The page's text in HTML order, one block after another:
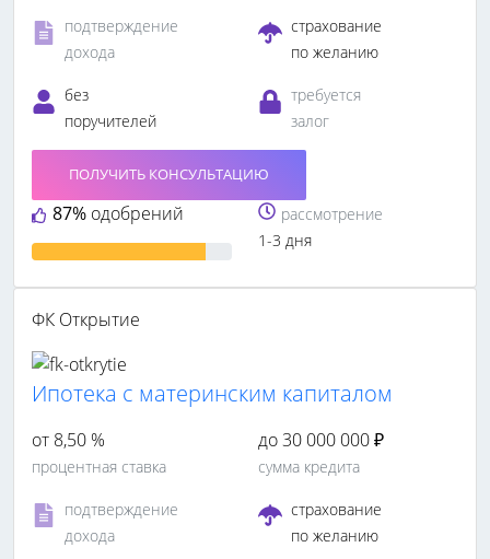
подтверждение
дохода
страхование
по желанию
без
поручителей
требуется
залог
87% одобрений
ПОЛУЧИТЬ КОНСУЛЬТАЦИЮ
рассмотрение
1-3 дня
ФК Открытие
Ипотека с материнским капиталом
от 8,50 %
процентная ставка
до 30 000 000 ₽
сумма кредита
подтверждение
дохода
страхование
по желанию